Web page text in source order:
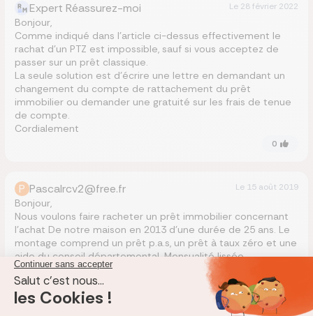
Expert Réassurez-moi Le 28 février 2022
Bonjour,
Comme indiqué dans l’article ci-dessus effectivement le
rachat d’un PTZ est impossible, sauf si vous acceptez de
passer sur un prêt classique.
La seule solution est d’écrire une lettre en demandant un
changement du compte de rattachement du prêt
immobilier ou demander une gratuité sur les frais de tenue
de compte.
Cordialement
0
P Pascalrcv2@free.fr Le 15 août 2019
Bonjour,
Nous voulons faire racheter un prêt immobilier concernant
l’achat De notre maison en 2013 d’une durée de 25 ans. Le
montage comprend un prêt p.a.s, un prêt à taux zéro et une
aide du conseil départemental. Mensualité lissée.
L’assurance du prêt est sur la totalité de l’emprunt. Peut-on
faire racheter le prêt p.a.s. et comment cela se passera
pour les assurances prêt, Si le ptz reste dans une banque
initial et le prêt P.a.s. et racheté par une autre banque ?.